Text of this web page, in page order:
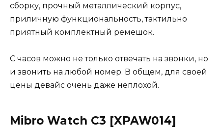
сборку, прочный металлический корпус,
приличную функциональность, тактильно
приятный комплектный ремешок.
С часов можно не только отвечать на звонки, но
и звонить на любой номер. В общем, для своей
цены девайс очень даже неплохой.
Mibro Watch C3 [XPAW014]